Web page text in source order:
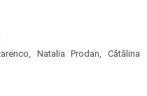
Natalia Prodan, Cătălina